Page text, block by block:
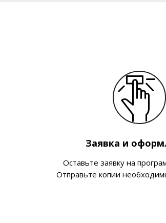
Заявка и
Оставьте заявку на
Отправьте копии